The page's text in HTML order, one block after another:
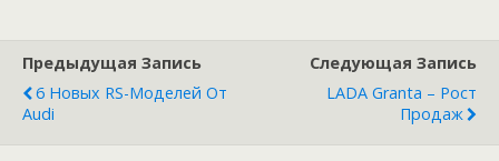
Предыдущая Запись
6 Новых RS-Моделей От
Audi
Следующая Запись
LADA Granta – Рост
Продаж